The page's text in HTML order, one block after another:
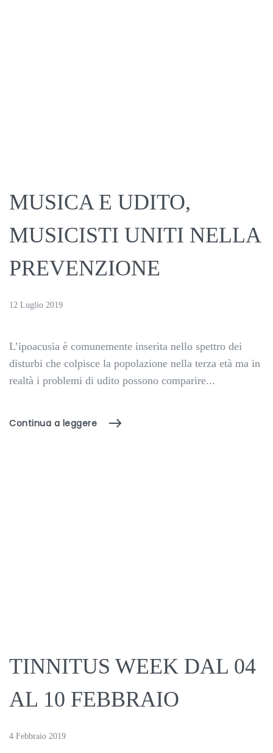
MUSICA E UDITO,
MUSICISTI UNITI NELLA
PREVENZIONE
12 Luglio 2019
L’ipoacusia è comunemente inserita nello spettro dei
disturbi che colpisce la popolazione nella terza età ma in
realtà i problemi di udito possono comparire...
Continua a leggere
TINNITUS WEEK DAL 04
AL 10 FEBBRAIO
4 Febbraio 2019